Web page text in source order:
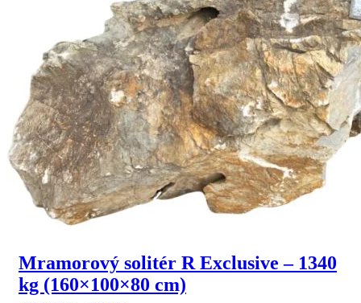
Mramorový solitér R Exclusive – 1340
kg (160×100×80 cm)